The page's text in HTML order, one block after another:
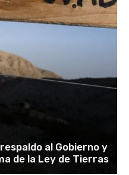
al Gobierno y
de la Ley de Tierras